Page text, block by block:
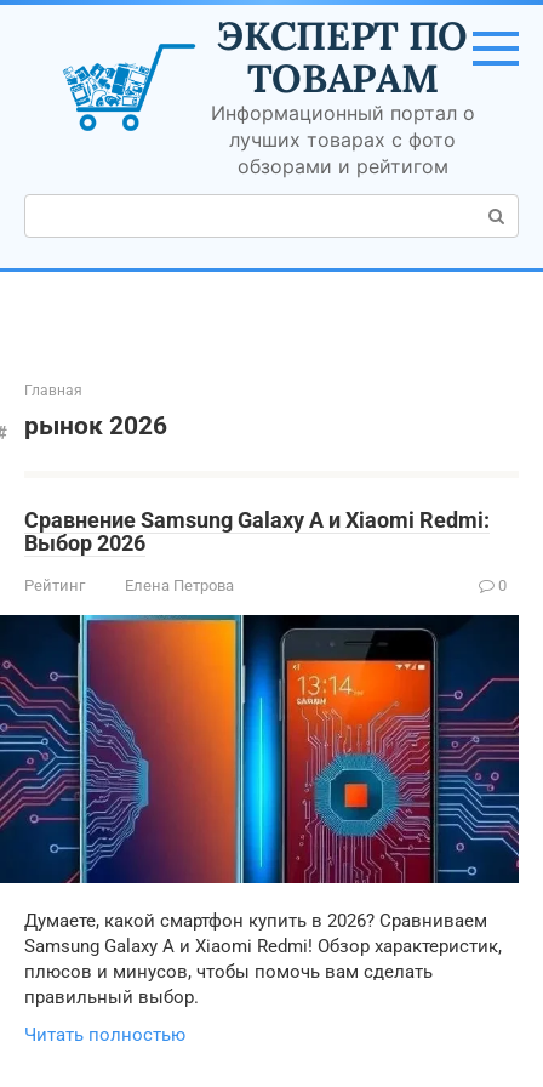
Перейти
контенту
ЭКСПЕРТ ПО
ТОВАРАМ
Информационный портал о
лучших товарах с фото
обзорами и рейтигом
Поиск:
Главная
рынок 2026
Сравнение Samsung Galaxy A и Xiaomi Redmi:
Выбор 2026
Рейтинг Елена Петрова 0
Думаете, какой смартфон купить в 2026? Сравниваем
Samsung Galaxy A и Xiaomi Redmi! Обзор характеристик,
плюсов и минусов, чтобы помочь вам сделать
правильный выбор.
Читать полностью